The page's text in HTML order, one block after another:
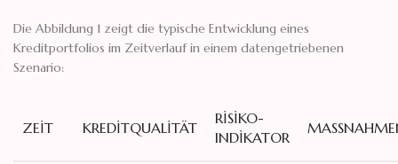
Die Abbildung 1 zeigt die typische Entwicklung eines
Kreditportfolios im Zeitverlauf in einem datengetriebenen
Szenario:
ZEIT KREDITQUALITÄT
RISIKO-
INDIKATOR
MASSNAHMEN